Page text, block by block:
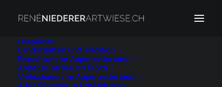
Fotogalerien
Landschaften und Tradition
Brauchtum im Appenzellerland
Appenzellerbrauch Bloch
Viehschauen im Appenzellerland
Säntisbahn
Home Säntisbahn Säntisbahn